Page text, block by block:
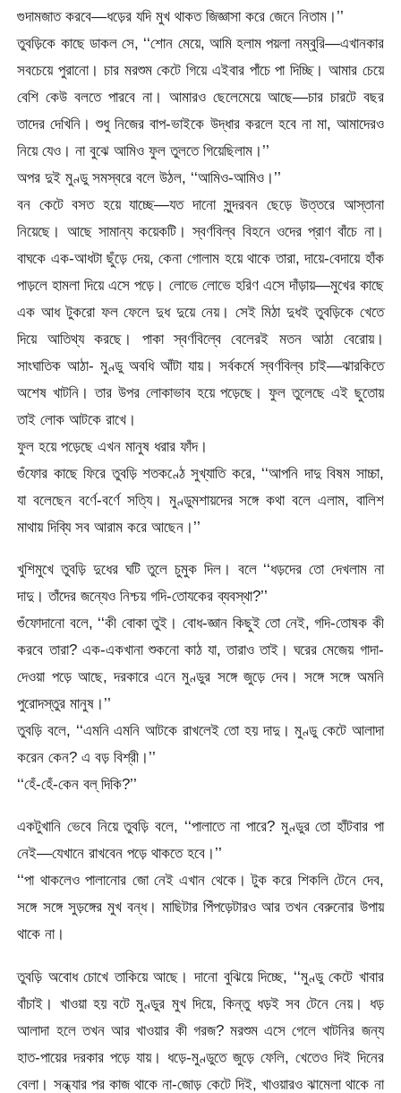
গুদামজাত করবে—ধড়ের যদি মুখ থাকত জিজ্ঞাসা করে জেনে নিতাম।’’
তুবড়িকে কাছে ডাকল সে, ‘‘শোন মেয়ে, আমি হলাম পয়লা নম্বুরি—এখানকার
সবচেয়ে পুরানো। চার মরশুম কেটে গিয়ে এইবার পাঁচে পা দিচ্ছি। আমার চেয়ে
বেশি কেউ বলতে পারবে না। আমারও ছেলেমেয়ে আছে—চার চারটে বছর
তাদের দেখিনি। শুধু নিজের বাপ-ভাইকে উদ্ধার করলে হবে না মা, আমাদেরও
নিয়ে যেও। না বুঝে আমিও ফুল তুলতে গিয়েছিলাম।’’
অপর দুই মুণ্ডু সমস্বরে বলে উঠল, ‘‘আমিও-আমিও।’’
বন কেটে বসত হয়ে যাচ্ছে—যত দানো সুন্দরবন ছেড়ে উত্তরে আস্তানা
নিয়েছে। আছে সামান্য কয়েকটি। স্বর্ণবিল্ব বিহনে ওদের প্রাণ বাঁচে না।
বাঘকে এক-আধটা ছুঁড়ে দেয়, কেনা গোলাম হয়ে থাকে তারা, দায়ে-বেদায়ে হাঁক
পাড়লে হামলা দিয়ে এসে পড়ে। লোভে লোভে হরিণ এসে দাঁড়ায়—মুখের কাছে
এক আধ টুকরো ফল ফেলে দুধ দুয়ে নেয়। সেই মিঠা দুধই তুবড়িকে খেতে
দিয়ে আতিথ্য করছে। পাকা স্বর্ণবিল্বে বেলেরই মতন আঠা বেরোয়।
সাংঘাতিক আঠা- মুণ্ডু অবধি আঁটা যায়। সর্বকর্মে স্বর্ণবিল্ব চাই—ঝারকিতে
অশেষ খাটনি। তার উপর লোকাভাব হয়ে পড়েছে। ফুল তুলেছে এই ছুতোয়
তাই লোক আটকে রাখে।
ফুল হয়ে পড়েছে এখন মানুষ ধরার ফাঁদ।
গুঁফোর কাছে ফিরে তুবড়ি শতকণ্ঠে সুখ্যাতি করে, ‘‘আপনি দাদু বিষম সাচ্চা,
যা বলেছেন বর্ণে-বর্ণে সত্যি। মুণ্ডুমশায়দের সঙ্গে কথা বলে এলাম, বালিশ
মাথায় দিব্যি সব আরাম করে আছেন।’’
খুশিমুখে তুবড়ি দুধের ঘটি তুলে চুমুক দিল। বলে ‘‘ধড়দের তো দেখলাম না
দাদু। তাঁদের জন্যেও নিশ্চয় গদি-তোযকের ব্যবস্থা?’’
গুঁফোদানো বলে, ‘‘কী বোকা তুই। বোধ-জ্ঞান কিছুই তো নেই, গদি-তোষক কী
করবে তারা? এক-একখানা শুকনো কাঠ যা, তারাও তাই। ঘরের মেজেয় গাদা-
দেওয়া পড়ে আছে, দরকারে এনে মুণ্ডুর সঙ্গে জুড়ে দেব। সঙ্গে সঙ্গে অমনি
পুরোদস্তুর মানুষ।’’
তুবড়ি বলে, ‘‘এমনি এমনি আটকে রাখলেই তো হয় দাদু। মুণ্ডু কেটে আলাদা
করেন কেন? এ বড় বিশ্রী।’’
‘‘হেঁ-হেঁ-কেন বল্‌ দিকি?’’
একটুখানি ভেবে নিয়ে তুবড়ি বলে, ‘‘পালাতে না পারে? মুণ্ডুর তো হাঁটবার পা
নেই—যেখানে রাখবেন পড়ে থাকতে হবে।’’
‘‘পা থাকলেও পালানোর জো নেই এখান থেকে। টুক করে শিকলি টেনে দেব,
সঙ্গে সঙ্গে সুড়ঙ্গের মুখ বন্ধ। মাছিটার পিঁপড়েটারও আর তখন বেরুনোর উপায়
থাকে না।
তুবড়ি অবোধ চোখে তাকিয়ে আছে। দানো বুঝিয়ে দিচ্ছে, ‘‘মুণ্ডু কেটে খাবার
বাঁচাই। খাওয়া হয় বটে মুণ্ডুর মুখ দিয়ে, কিন্তু ধড়ই সব টেনে নেয়। ধড়
আলাদা হলে তখন আর খাওয়ার কী গরজ? মরশুম এসে গেলে খাটনির জন্য
হাত-পায়ের দরকার পড়ে যায়। ধড়ে-মুণ্ডুতে জুড়ে ফেলি, খেতেও দিই দিনের
বেলা। সন্ধ্যার পর কাজ থাকে না-জোড় কেটে দিই, খাওয়ারও ঝামেলা থাকে না